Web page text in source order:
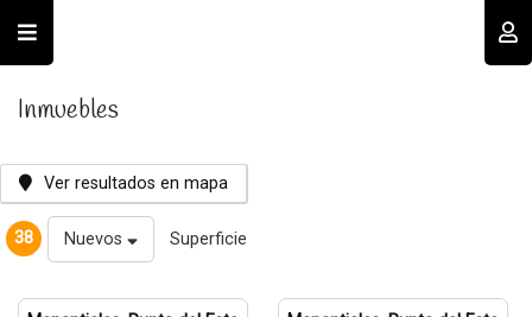
Inmuebles
Ver resultados en mapa
38 Nuevos Superficie